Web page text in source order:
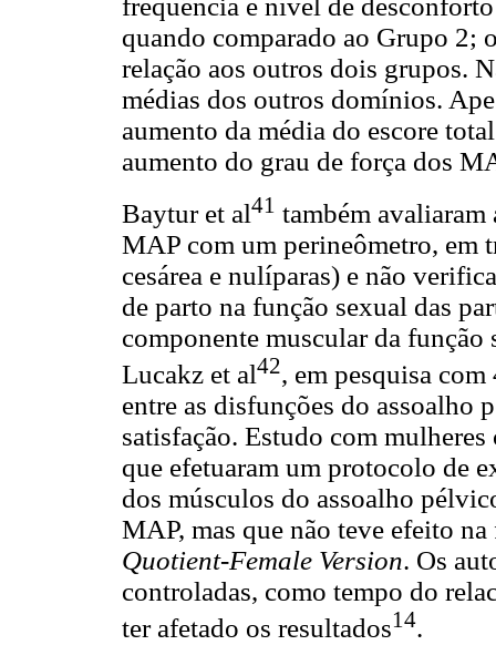
frequência e nível de
quando comparado ao Grupo 2;
relação aos outros dois grupos.
médias dos outros domínios.
aumento da média do escore
aumento do grau de força dos
Baytur et al41 também avaliaram
MAP com um perineômetro, em
cesárea e nulíparas) e não
de parto na função sexual das
componente muscular da
Lucakz et al42, em pesquisa
entre as disfunções do assoalho
satisfação. Estudo com
que efetuaram um protocolo de
dos músculos do assoalho
MAP, mas que não teve efeito
Quotient-Female Version. Os
controladas, como tempo do
ter afetado os resultados14.